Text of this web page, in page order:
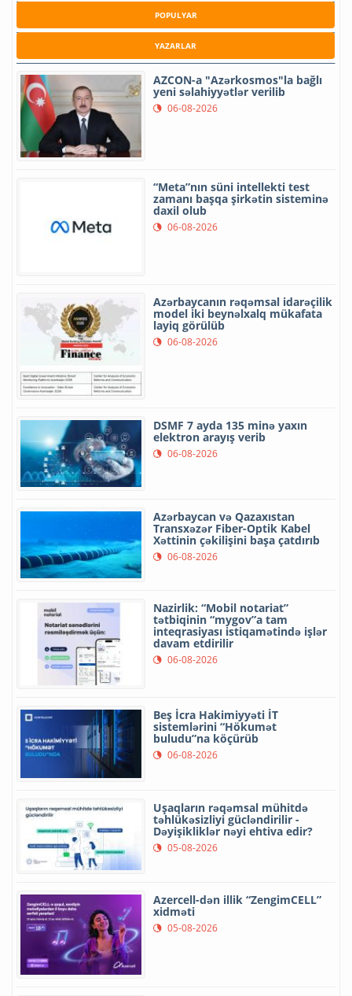
POPULYAR
YAZARLAR
AZCON-a "Azərkosmos"la bağlı
yeni səlahiyyətlər verilib
06-08-2026
“Meta”nın süni intellekti test
zamanı başqa şirkətin sisteminə
daxil olub
06-08-2026
Azərbaycanın rəqəmsal idarəçilik
model iki beynəlxalq mükafata
layiq görülüb
06-08-2026
DSMF 7 ayda 135 minə yaxın
elektron arayış verib
06-08-2026
Azərbaycan və Qazaxıstan
Transxəzər Fiber-Optik Kabel
Xəttinin çəkilişini başa çatdırıb
06-08-2026
Nazirlik: “Mobil notariat”
tətbiqinin “mygov”a tam
inteqrasiyası istiqamətində işlər
davam etdirilir
06-08-2026
Beş İcra Hakimiyyəti İT
sistemlərini “Hökumət
buludu”na köçürüb
06-08-2026
Uşaqların rəqəmsal mühitdə
təhlükəsizliyi gücləndirilir -
Dəyişikliklər nəyi ehtiva edir?
05-08-2026
Azercell-dən illik “ZengimCELL”
xidməti
05-08-2026